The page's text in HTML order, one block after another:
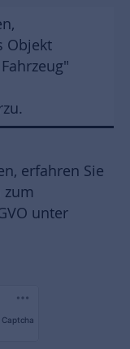
erfahren Sie
unter
Captcha